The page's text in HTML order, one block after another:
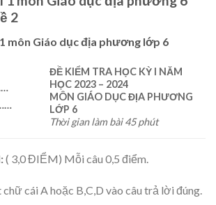
2
môn Giáo dục địa phương lớp 6
…
ĐỀ KIỂM TRA HỌC KỲ I NĂM
HỌC 2023 – 2024
MÔN GIÁO DỤCĐỊA PHƯƠNG
LỚP 6
Thời gian làm bài 45 phút
( 3,0 ĐIỂM) Mỗi câu 0,5 điểm.
cái A hoặc B,C,D vào câu trả lời đúng.